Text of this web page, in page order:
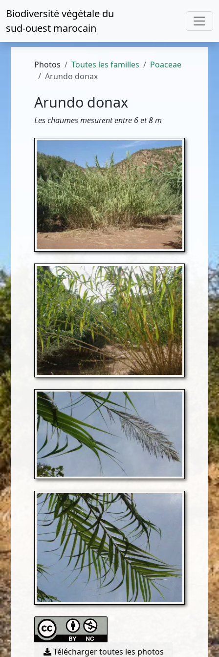
Biodiversité végétale du
sud-ouest marocain
Photos Toutes les familles
Poaceae
Arundo donax
Arundo donax
Les chaumes mesurent entre 6 et 8 m
Télécharger toutes les photos